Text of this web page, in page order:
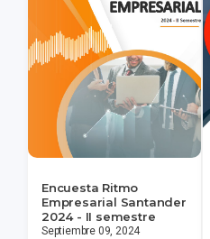
Encuesta Ritmo
Empresarial Santander
2024 - II semestre
Septiembre 09, 2024